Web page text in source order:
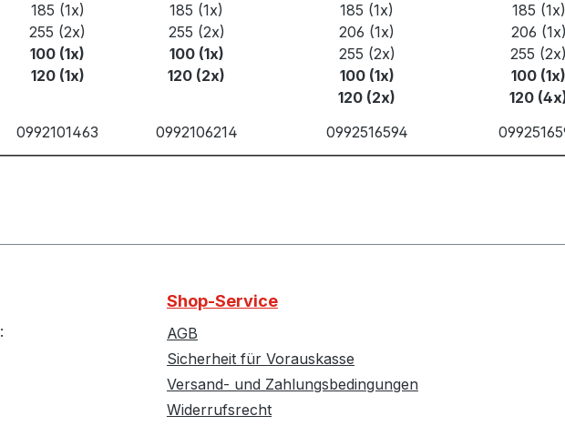
185 (1x)
255 (2x)
100 (1x)
120 (1x)
185 (1x)
255 (2x)
100 (1x)
120 (2x)
185 (1x)
206 (1x)
255 (2x)
100 (1x)
120 (2x)
185 (1x)
206 (1x)
255 (2x)
100 (1x)
120
0992101463 0992106214 0992516594
Shop-Service
AGB
Sicherheit für Vorauskasse
Versand- und Zahlungsbedingungen
Widerrufsrecht